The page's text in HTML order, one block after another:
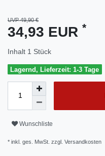
UVP 49,90 €
34,93 EUR *
Inhalt 1 Stück
Lagernd, Lieferzeit: 1-3 Tage
Wunschliste
* inkl. ges. MwSt. zzgl. Versandkosten